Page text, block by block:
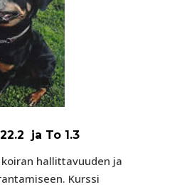
ja To 1.3
hallittavuuden ja
Kurssi